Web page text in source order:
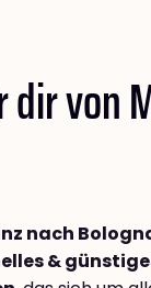
von
nach
&